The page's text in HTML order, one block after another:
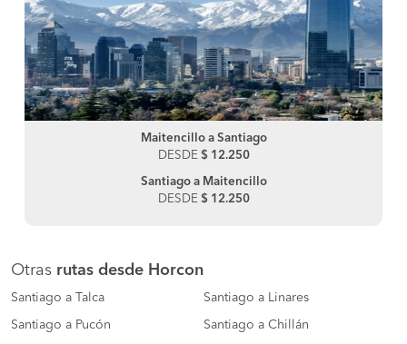
Maitencillo a Santiago
DESDE $ 12.250
Santiago a Maitencillo
DESDE $ 12.250
Otras rutas desde Horcon
Santiago a Talca Santiago a Linares
Santiago a Pucón Santiago a Chillán